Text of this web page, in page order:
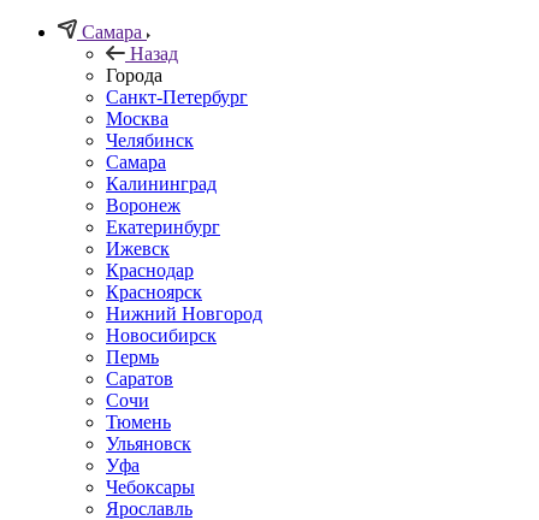
Самара
Назад
Города
Санкт-Петербург
Москва
Челябинск
Самара
Калининград
Воронеж
Екатеринбург
Ижевск
Краснодар
Красноярск
Нижний Новгород
Новосибирск
Пермь
Саратов
Сочи
Тюмень
Ульяновск
Уфа
Чебоксары
Ярославль